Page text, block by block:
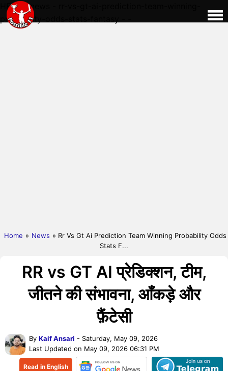
HERE - news - rr-vs-gt-ai-prediction-team-winning-
probability-odds-stats-fantasy - -
Home » News » Rr Vs Gt Ai Prediction Team Winning Probability Odds
Stats F...
RR vs GT AI प्रेडिक्शन, टीम,
जीतने की संभावना, आँकड़े और
फ़ैंटेसी
By Kaif Ansari - Saturday, May 09, 2026
Last Updated on May 09, 2026 06:31 PM
Read in English